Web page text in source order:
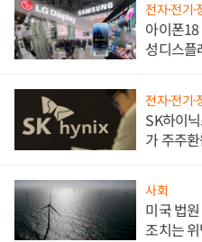
전자·전기·
아이폰
성디스플
전자·전기·
SK하이
가 주주
사회
미국 법
조치는